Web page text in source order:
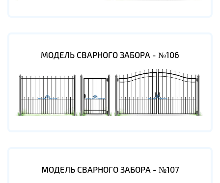
МОДЕЛЬ СВАРНОГО ЗАБОРА - №106
МОДЕЛЬ СВАРНОГО ЗАБОРА - №107